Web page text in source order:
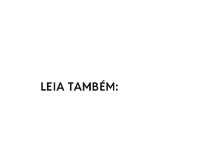
LEIA TAMBÉM: